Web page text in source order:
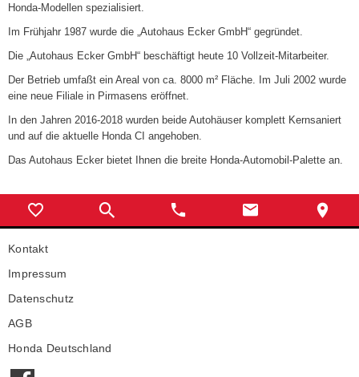
Honda-Modellen spezialisiert.
Im Frühjahr 1987 wurde die „Autohaus Ecker GmbH“ gegründet.
Die „Autohaus Ecker GmbH“ beschäftigt heute 10 Vollzeit-Mitarbeiter.
Der Betrieb umfaßt ein Areal von ca. 8000 m² Fläche. Im Juli 2002 wurde
eine neue Filiale in Pirmasens eröffnet.
In den Jahren 2016-2018 wurden beide Autohäuser komplett Kernsaniert
und auf die aktuelle Honda CI angehoben.
Das Autohaus Ecker bietet Ihnen die breite Honda-Automobil-Palette an.
Kontakt
Impressum
Datenschutz
AGB
Honda Deutschland